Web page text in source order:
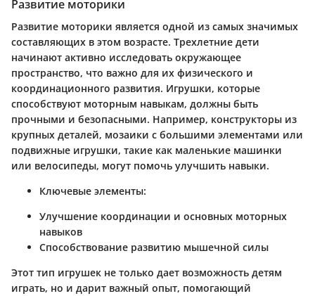
Развитие моторики
Развитие моторики является одной из самых значимых
составляющих в этом возрасте. Трехлетние дети
начинают активно исследовать окружающее
пространство, что важно для их физического и
координационного развития. Игрушки, которые
способствуют моторным навыкам, должны быть
прочными и безопасными. Например, конструкторы из
крупных деталей, мозаики с большими элементами или
подвижные игрушки, такие как маленькие машинки
или велосипеды, могут помочь улучшить навыки.
Ключевые элементы:
Улучшение координации и основных моторных
навыков
Способствование развитию мышечной силы
Этот тип игрушек не только дает возможность детям
играть, но и дарит важный опыт, помогающий